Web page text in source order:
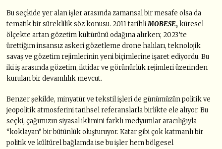
Bu seçkide yer alan işler arasında zamansal bir mesafe olsa da
tematik bir süreklilik söz konusu. 2011 tarihliMOBESE, küresel
ölçekte artan gözetim kültürünü odağına alırken; 2023’te
ürettiğim insansız askeri gözetleme drone halıları, teknolojik
savaş ve gözetim rejimlerinin yeni biçimlerine işaret ediyordu. Bu
iki iş arasında gözetim, iktidar ve görünürlük rejimleri üzerinden
kurulan bir devamlılık mevcut.
Benzer şekilde, minyatür ve tekstil işleri de günümüzün politik ve
jeopolitik atmosferini tarihsel referanslarla birlikte ele alıyor. Bu
seçki, çağımızın siyasal iklimini farklı medyumlar aracılığıyla
“koklayan” bir bütünlük oluşturuyor. Katar gibi çok katmanlı bir
politik ve kültürel bağlamda ise bu işler hem bölgesel